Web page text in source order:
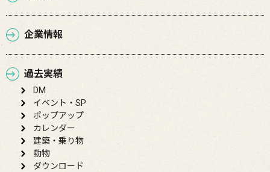
企業情報
過去実績
DM
イベント・SP
ポップアップ
カレンダー
建築・乗り物
動物
ダウンロード